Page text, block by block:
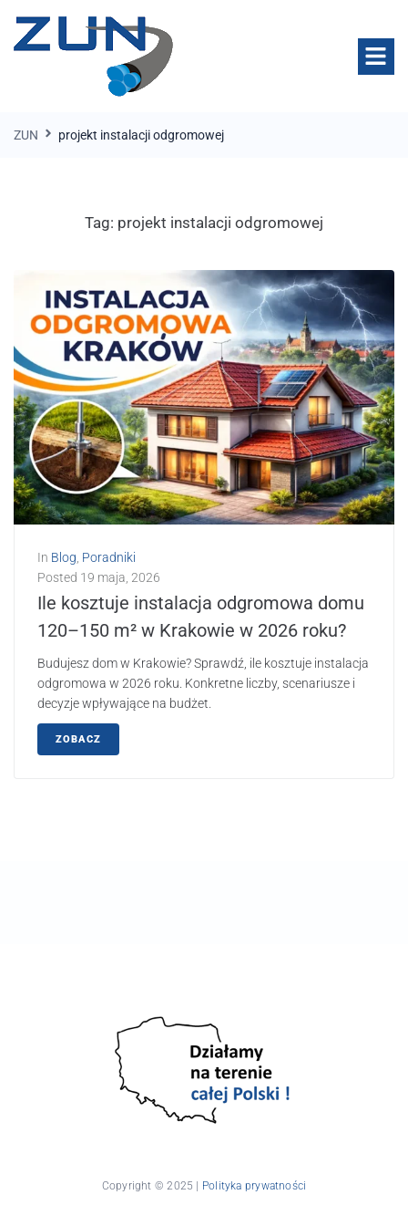
ZUN projekt instalacji odgromowej
Tag: projekt instalacji odgromowej
In Blog Poradniki
Posted 19 maja, 2026
Ile kosztuje instalacja odgromowa domu
120–150 m² w Krakowie w 2026 roku?
Budujesz dom w Krakowie? Sprawdź, ile kosztuje instalacja
odgromowa w 2026 roku. Konkretne liczby, scenariusze i
decyzje wpływające na budżet.
ZOBACZ
Copyright © 2025 | Polityka prywatności